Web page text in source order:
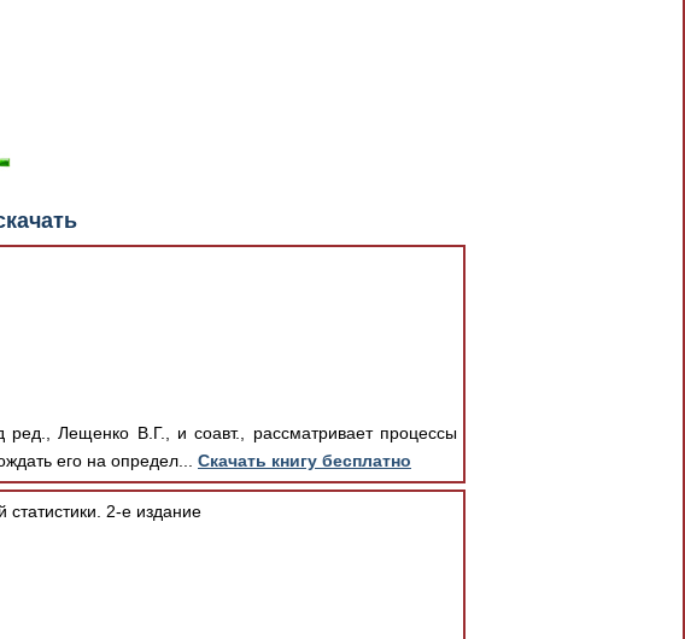
Лещенко В.Г., и соавт., рассматривает процессы
его на определ... Скачать книгу бесплатно
2-е издание